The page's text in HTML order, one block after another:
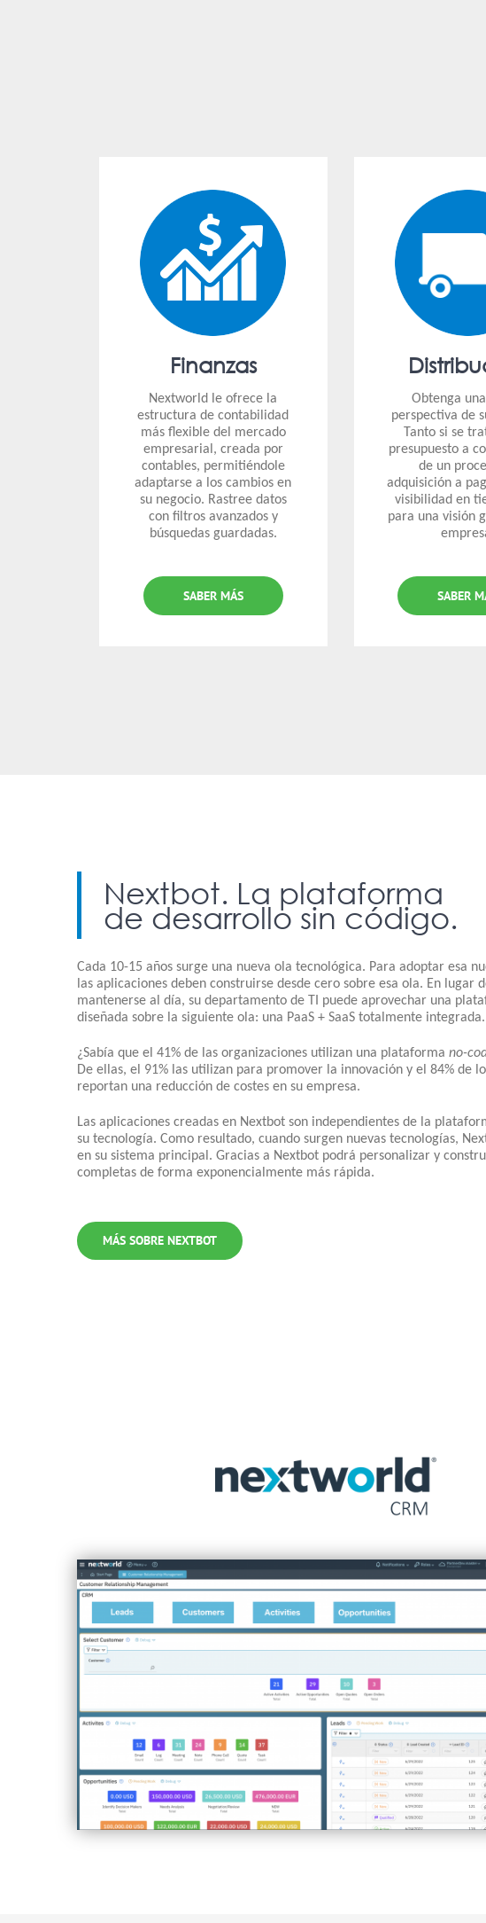
Finanzas
Nextworld le ofrece la
estructura de contabilidad
más flexible del mercado
empresarial, creada por
contables, permitiéndole
adaptarse a los cambios en
su negocio. Rastree datos
con filtros avanzados y
búsquedas guardadas.
SABER MÁS
Obtenga
perspectiva de
Tanto si se
presupuesto a
de un
adquisición a
visibilidad en
para una visión
SABER
Nextbot. La plataforma
de desarrollo sin código.
Cada 10-15 años surge una nueva ola tecnológica. Para adoptar esa
las aplicaciones deben construirse desde cero sobre esa ola. En lugar
mantenerse al día, su departamento de TI puede aprovechar una
diseñada sobre la siguiente ola: una PaaS + SaaS totalmente integrada.
¿Sabía que el 41% de las organizaciones utilizan una plataforma no-
De ellas, el 91% las utilizan para promover la innovación y el 84% de
reportan una reducción de costes en su empresa.
Las aplicaciones creadas en Nextbot son independientes de la
su tecnología. Como resultado, cuando surgen nuevas tecnologías,
en su sistema principal. Gracias a Nextbot podrá personalizar y
completas de forma exponencialmente más rápida.
MÁS SOBRE NEXTBOT